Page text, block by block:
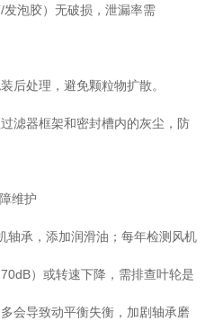
泡胶）无破损，泄漏率需
处理，避免颗粒物扩散。
器框架和密封槽内的灰尘，防
维护
承，添加润滑油；每年检测风机
）或转速下降，需排查叶轮是
会导致动平衡失衡，加剧轴承磨